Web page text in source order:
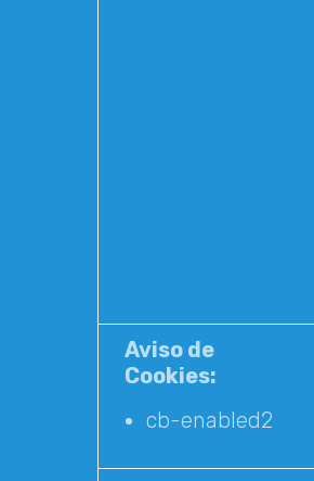
Aviso de
Cookies:
cb-enabled2